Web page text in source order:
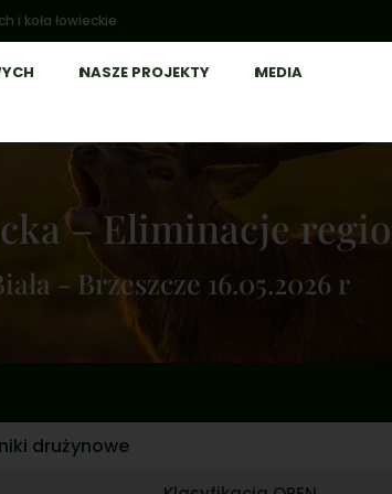
i koła łowieckie
NASZE PROJEKTY
MEDIA
– Eliminacje
- Brzeszcze 16.05.2026 r
drużynowe